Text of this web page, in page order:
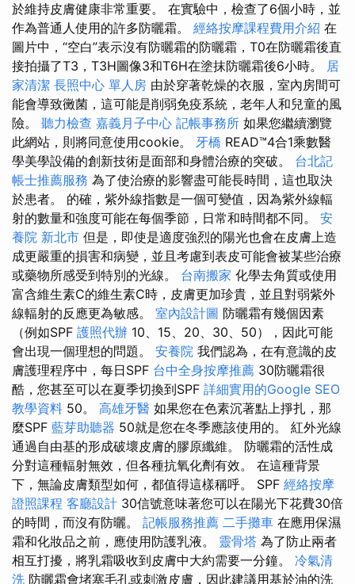
於維持皮膚健康非常重要。 在實驗中，檢查了6個小時，並
作為普通人使用的許多防曬霜。 經絡按摩課程費用介紹 在
圖片中，“空白”表示沒有防曬霜的防曬霜，T0在防曬霜後直
接拍攝了T3，T3H圖像3和T6H在塗抹防曬霜後6小時。 居
家清潔 長照中心 單人房 由於穿著乾燥的衣服，室內房間可
能會導致黴菌，這可能是削弱免疫系統，老年人和兒童的風
險。 聽力檢查 嘉義月子中心 記帳事務所 如果您繼續瀏覽
此網站，則將同意使用cookie。 牙橋 READ™4合1乘數醫
學美學設備的創新技術是面部和身體治療的突破。 台北記
帳士推薦服務 為了使治療的影響盡可能長時間，這也取決
於患者。 的確，紫外線指數是一個可變值，因為紫外線輻
射的數量和強度可能在每個季節，日常和時間都不同。 安
養院 新北市 但是，即使是適度強烈的陽光也會在皮膚上造
成更嚴重的損害和病變，並且考慮到表皮可能會被某些治療
或藥物所感受到特別的光線。 台南搬家 化學去角質或使用
富含維生素C的維生素C時，皮膚更加珍貴，並且對弱紫外
線輻射的反應更為敏感。 室內設計圖 防曬霜有幾個因素
（例如SPF 護照代辦 10、15、20、30、50），因此可能
會出現一個理想的問題。 安養院 我們認為，在有意識的皮
膚護理程序中，每日SPF 台中全身按摩推薦 30防曬霜很
酷，您甚至可以在夏季切換到SPF 詳細實用的Google SEO
教學資料 50。 高雄牙醫 如果您在色素沉著點上掙扎，那
麼SPF 藍芽助聽器 50就是您在冬季應該使用的。 紅外光線
通過自由基的形成破壞皮膚的膠原纖維。 防曬霜的活性成
分對這種輻射無效，但各種抗氧化劑有效。 在這種背景
下，無論皮膚類型如何，都值得這樣稱呼。 SPF 經絡按摩
證照課程 客廳設計 30信號意味著您可以在陽光下花費30倍
的時間，而沒有防曬。 記帳服務推薦 二手攤車 在應用保濕
霜和化妝品之前，應使用防護乳液。 靈骨塔 為了防止兩者
相互打擾，將乳霜吸收到皮膚中大約需要一分鐘。 冷氣清
洗 防曬霜會堵塞毛孔或刺激皮膚，因此建議用基於油的洗